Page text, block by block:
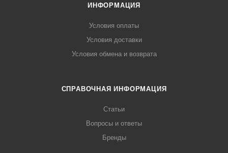
ИНФОРМАЦИЯ
Условия оплаты
Условия доставки
Условия обмена и возврата
СПРАВОЧНАЯ ИНФОРМАЦИЯ
Статьи
Вопросы и ответы
Бренды